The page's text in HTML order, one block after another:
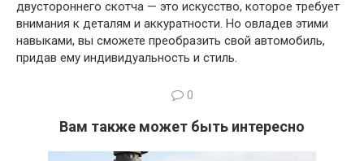
двустороннего скотча — это искусство, которое требует
внимания к деталям и аккуратности. Но овладев этими
навыками, вы сможете преобразить свой автомобиль,
придав ему индивидуальность и стиль.
0
Вам также может быть интересно